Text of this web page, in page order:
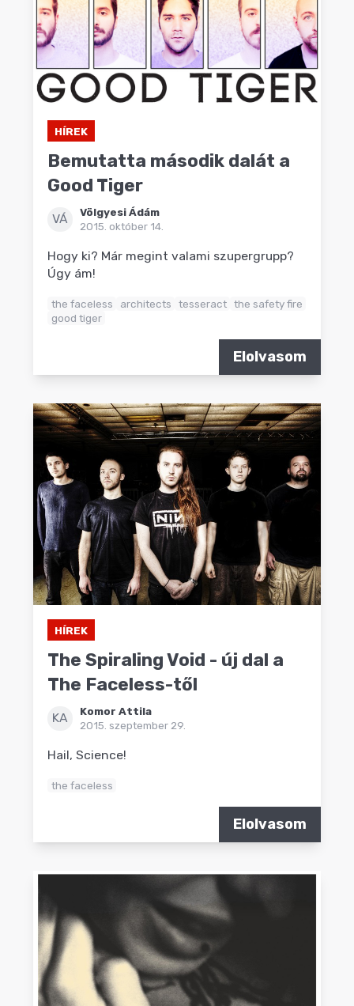
HÍREK
Bemutatta második dalát a
Good Tiger
VÁ
Völgyesi Ádám
2015. október 14.
Hogy ki? Már megint valami szupergrupp?
Úgy ám!
the faceless architects tesseract the safety fire
good tiger
Elolvasom
HÍREK
The Spiraling Void - új dal a
The Faceless-től
KA
Komor Attila
2015. szeptember 29.
Hail, Science!
the faceless
Elolvasom